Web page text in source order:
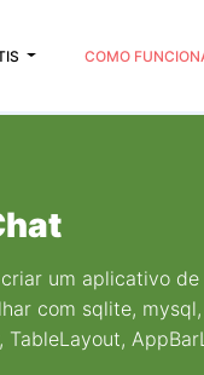
COMO
um aplicativo
com sqlite,